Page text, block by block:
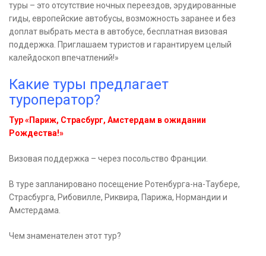
туры – это отсутствие ночных переездов, эрудированные
гиды, европейские автобусы, возможность заранее и без
доплат выбрать места в автобусе, бесплатная визовая
поддержка. Приглашаем туристов и гарантируем целый
калейдоскоп впечатлений!»
Какие туры предлагает
туроператор?
Тур «Париж, Страсбург, Амстердам в ожидании
Рождества!»
Визовая поддержка – через посольство Франции.
В туре запланировано посещение Ротенбурга-на-Таубере,
Страсбурга, Рибовилле, Риквира, Парижа, Нормандии и
Амстердама.
Чем знаменателен этот тур?